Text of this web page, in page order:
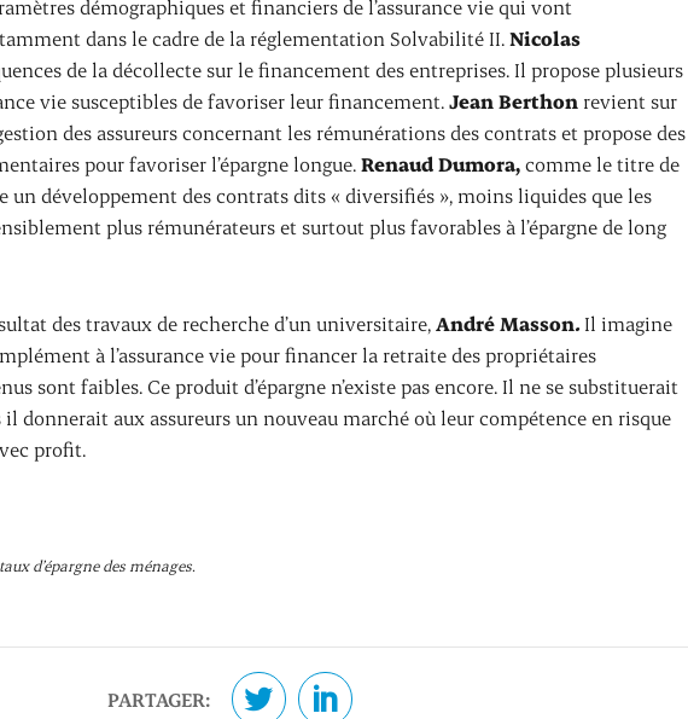
démographiques et financiers de l’assurance vie qui vont
dans le cadre de la réglementation Solvabilité II.Nicolas
de la décollecte sur le financement des entreprises. Il propose plusieurs
vie susceptibles de favoriser leur financement.Jean Berthon revient sur
des assureurs concernant les rémunérations des contrats et propose des
pour favoriser l’épargne longue.Renaud Dumora,comme le titre de
un développement des contrats dits « diversifiés », moins liquides que les
plus rémunérateurs et surtout plus favorables à l’épargne de long
des travaux de recherche d’un universitaire,André Masson. Il imagine
à l’assurance vie pour financer la retraite des propriétaires
sont faibles. Ce produit d’épargne n’existe pas encore. Il ne se substituerait
il donnerait aux assureurs un nouveau marché où leur compétence en risque
profit.
d’épargne des ménages.
PARTAGER: